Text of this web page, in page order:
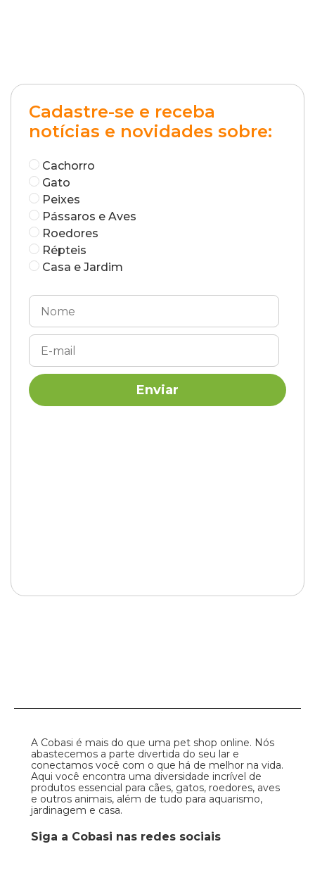
Cadastre-se e receba
notícias e novidades sobre:
Cachorro
Gato
Peixes
Pássaros e Aves
Roedores
Répteis
Casa e Jardim
A Cobasi é mais do que uma pet shop online. Nós
abastecemos a parte divertida do seu lar e
conectamos você com o que há de melhor na vida.
Aqui você encontra uma diversidade incrível de
produtos essencial para cães, gatos, roedores, aves
e outros animais, além de tudo para aquarismo,
jardinagem e casa.
Siga a Cobasi nas redes sociais